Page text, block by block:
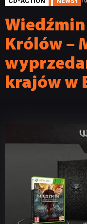
Królów –
krajów w